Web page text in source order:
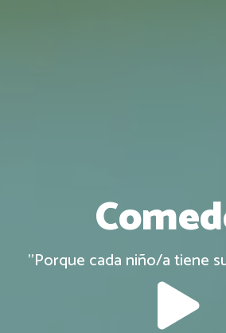
"Porque cada niño/a tiene